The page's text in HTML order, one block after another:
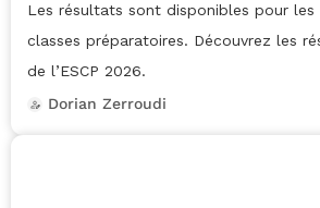
Les résultats sont disponibles pour les
classes préparatoires. Découvrez les
de l’ESCP 2026.
Dorian Zerroudi